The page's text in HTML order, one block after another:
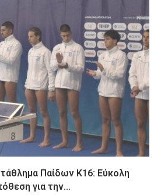
Παίδων Κ16: Εύκολη
για την...